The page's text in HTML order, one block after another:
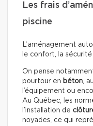
Les frais
piscine
L’aménagement
le confort, la
On pense
pourtour en béton,
l’équipement ou
Au Québec, les
l’installation de
noyades, ce qui